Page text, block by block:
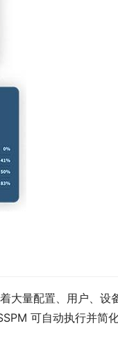
量配置、用户、设
可自动执行并简